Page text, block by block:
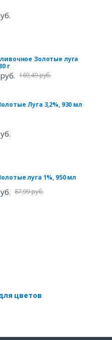
Золотые луга
г
169,49 руб.
Луга 3,2%, 930 мл
луга 1%, 950 мл
87,99 руб.
цветов